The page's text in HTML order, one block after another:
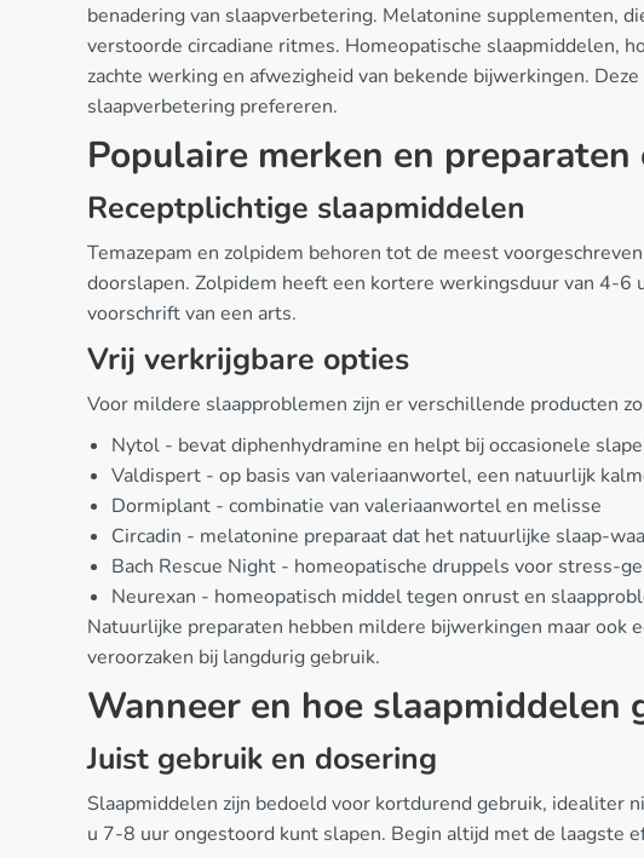
benadering van slaapverbetering. Melatonine supplementen,
verstoorde circadiane ritmes. Homeopatische slaapmiddelen,
zachte werking en afwezigheid van bekende bijwerkingen.
slaapverbetering prefereren.
Populaire merken en
Receptplichtige slaapmiddelen
Temazepam en zolpidem behoren tot de meest
doorslapen. Zolpidem heeft een kortere werkingsduur van 4-
voorschrift van een arts.
Vrij verkrijgbare opties
Voor mildere slaapproblemen zijn er verschillende producten
Nytol - bevat diphenhydramine en helpt bij occasionele
Valdispert - op basis van valeriaanwortel, een natuurlijk
Dormiplant - combinatie van valeriaanwortel en melisse
Circadin - melatonine preparaat dat het natuurlijke slaap-
Bach Rescue Night - homeopatische druppels voor stress-
Neurexan - homeopatisch middel tegen onrust en
Natuurlijke preparaten hebben mildere bijwerkingen maar ook
veroorzaken bij langdurig gebruik.
Wanneer en hoe slaapmiddelen
Juist gebruik en dosering
Slaapmiddelen zijn bedoeld voor kortdurend gebruik,
u 7-8 uur ongestoord kunt slapen. Begin altijd met de laagste